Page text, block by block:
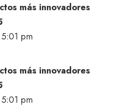
más innovadores
pm
más innovadores
pm